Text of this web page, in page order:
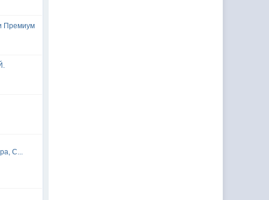
Премиум
С...